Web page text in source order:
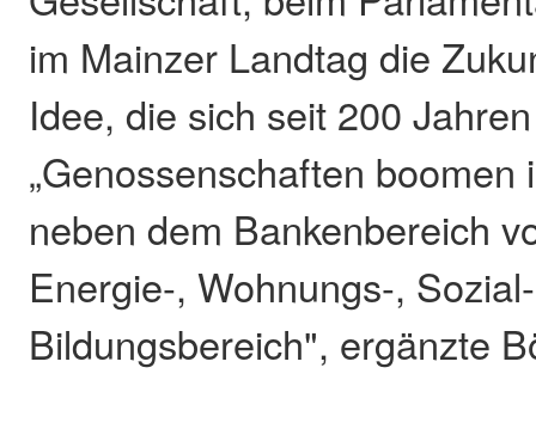
im Mainzer Landtag die
Idee, die sich seit 200
„Genossenschaften boomen
neben dem Bankenbereich
Energie-, Wohnungs-,
Bildungsbereich", ergänzte